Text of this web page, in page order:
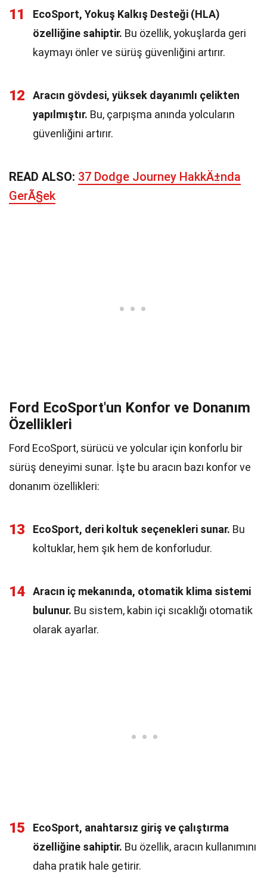
11
EcoSport, Yokuş Kalkış Desteği (HLA)
özelliğine sahiptir. Bu özellik, yokuşlarda geri
kaymayı önler ve sürüş güvenliğini artırır.
12
Aracın gövdesi, yüksek dayanımlı çelikten
yapılmıştır. Bu, çarpışma anında yolcuların
güvenliğini artırır.
READ ALSO: 37 Dodge Journey HakkÄ±nda
GerÃ§ek
Ford EcoSport'un Konfor ve Donanım
Özellikleri
Ford EcoSport, sürücü ve yolcular için konforlu bir
sürüş deneyimi sunar. İşte bu aracın bazı konfor ve
donanım özellikleri:
13 EcoSport, deri koltuk seçenekleri sunar. Bu
koltuklar, hem şık hem de konforludur.
14
Aracın iç mekanında, otomatik klima sistemi
bulunur. Bu sistem, kabin içi sıcaklığı otomatik
olarak ayarlar.
15
EcoSport, anahtarsız giriş ve çalıştırma
özelliğine sahiptir. Bu özellik, aracın kullanımını
daha pratik hale getirir.